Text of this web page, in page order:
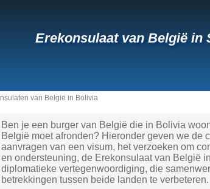
Erekonsulaat van België in
van België in Bolivia
Ben je een burger van België die in Bolivia
België moet afronden? Hieronder geven we de
aanvragen van een visum, het verzoeken om
en ondersteuning, de Erekonsulaat van België
diplomatieke vertegenwoordiging, die
betrekkingen tussen beide landen te verbeteren.